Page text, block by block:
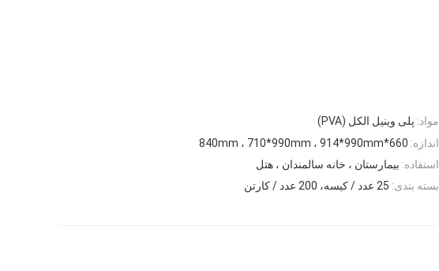
مواد: پلی وینیل الکل (PVA)
اندازه: 660*840mm ، 710*990mm ، 914*990mm
استفاده: بیمارستان ، خانه سالمندان ، هتل
بسته بندی: 25 عدد / کیسه، 200 عدد / کارتن